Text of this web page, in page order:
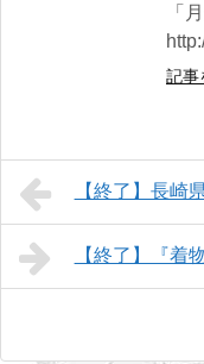
「
記事
【終了】長崎
【終了】『着